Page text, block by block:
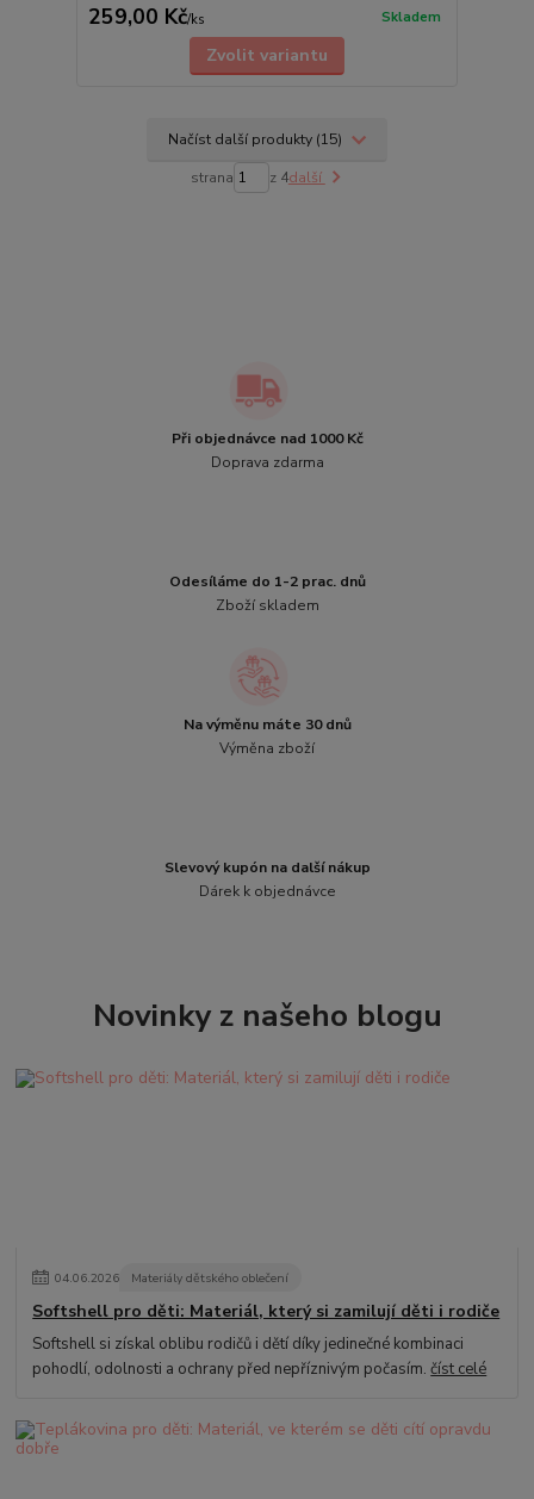
259,00 Kč/ks Skladem
Zvolit variantu
Načíst další produkty (15)
strana z 4další
Při objednávce nad 1000 Kč
Doprava zdarma
Odesíláme do 1-2 prac. dnů
Zboží skladem
Na výměnu máte 30 dnů
Výměna zboží
Slevový kupón na další nákup
Dárek k objednávce
Novinky z našeho blogu
04.06.2026 Materiály dětského oblečení
Softshell pro děti: Materiál, který si zamilují děti i rodiče
Softshell si získal oblibu rodičů i dětí díky jedinečné kombinaci
pohodlí, odolnosti a ochrany před nepříznivým počasím.číst celé